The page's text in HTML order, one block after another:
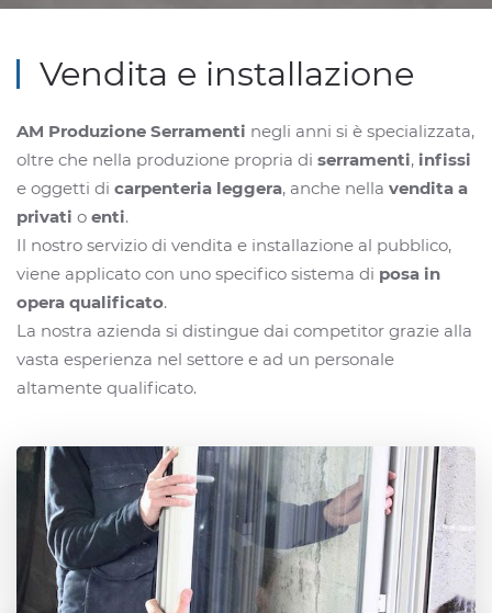
Vendita e installazione
AM Produzione Serramenti negli anni si è specializzata,
oltre che nella produzione propria di serramenti, infissi
e oggetti di carpenteria leggera, anche nella vendita a
privati o enti.
Il nostro servizio di vendita e installazione al pubblico,
viene applicato con uno specifico sistema di posa in
opera qualificato.
La nostra azienda si distingue dai competitor grazie alla
vasta esperienza nel settore e ad un personale
altamente qualificato.